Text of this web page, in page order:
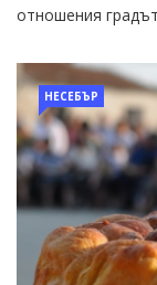
отношения
НЕСЕБЪР